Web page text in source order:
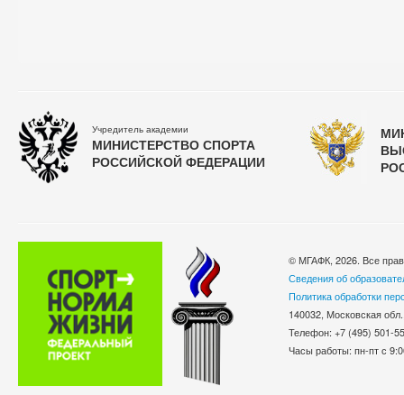
Учредитель академии
МИНИСТЕРСТВО СПОРТА
РОССИЙСКОЙ ФЕДЕРАЦИИ
© МГАФК, 2026. Все
Сведения об
Политика обработки
140032, Московская
Телефон: +7 (495)
Часы работы: пн-пт с